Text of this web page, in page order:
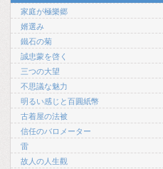
家庭が極樂郷
婿選み
鐵石の菊
誠忠蒙を啓く
三つの大望
不思議な魅力
明るい感じと百圓紙幣
古着屋の法被
信任のバロメーター
雷
故人の人生觀